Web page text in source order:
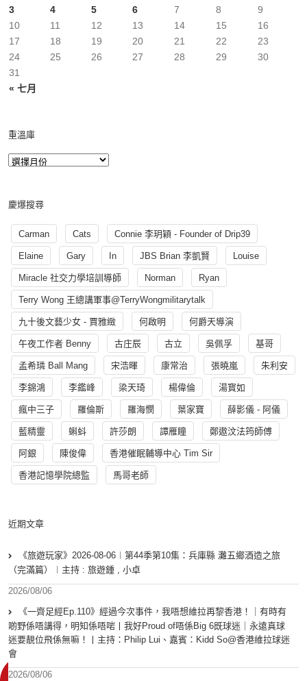
« 七月
3
4 5 6 7 8
9
10
11 12 13 14 15
16
17
18 19 20 21 22
23
24
25 26 27 28 29
30
31
重溫庫
慶爆搜尋
Carman Cats Connie 李玥穎 - Founder of Drip39
Elaine Gary In JBS Brian 李凱賢 Louise
Miracle 社交力學培訓導師 Norman Ryan
Terry Wong 王總講軍事@TerryWongmilitarytalk
九十後文藝少女 - 賈雅緻 何啟明 何爵天導演
午夜工作者 Benny 古庄辰 古立 吳佩孚 基哥
孟希璘 Ball Mang 宋浩暉 康常治 張曉嵐 朱利安
李錦鴻 李鑑峰 梁天琦 楊偉倫 湯寳如
瘋中三子 羅倫斯 羅海憫 葉家寶 薛影儀 - 阿儀
藍精靈 蝌蚪 許莎朗 譚雁瞳 鄭遨汶法筠師傅
阿銀 陳俊偉 香港催眠輔導中心 Tim Sir
香港記憶學院總監 馬哥老師
近期文章
《旅遊玩家》2026-08-06︱第44季第10集：兵庫縣 灘五鄉酒造之旅
（完滿篇）︱主持 : 旅遊鍾 , 小卓
2026/08/06
《一齊足經Ep.110》經過今次事件，我唔想維拉再黎香港！｜有時有
啲野係唔講得，明知係唔啱丨我好Proud of唔係Big 6既球迷｜永遠真球
迷要靚位飛係無嘛！丨主持：Philip Lui、嘉賓：Kidd So@香港維拉球迷
會
2026/08/06